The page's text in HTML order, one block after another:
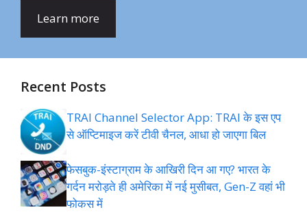
Learn more
Recent Posts
TRAI Channel Selector App: TRAI के इस एप
से ऑप्टिमाइज करें टीवी चैनल, आधा हो जाएगा बिल
फेसबुक-इंस्‍टाग्राम के आख‍िरी द‍िन आ गए? भारत के
गर्दन मरोड़ते ही अमेर‍िका में नई मुसीबत, Gen-Z वहां भी
फोकस में